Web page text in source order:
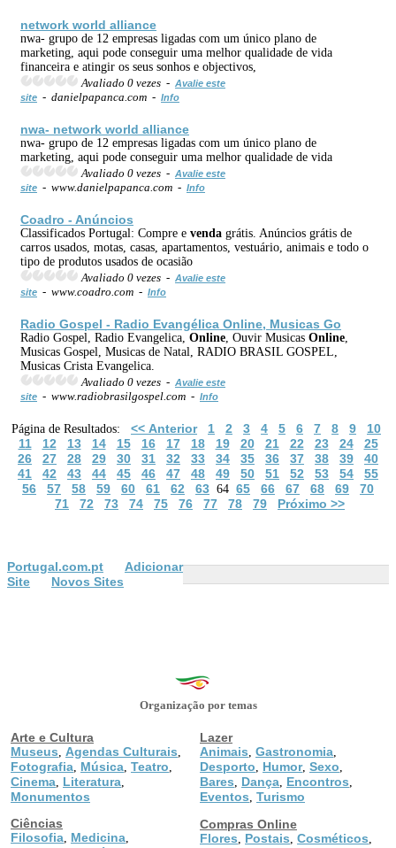
network world alliance
nwa- grupo de 12 empresas ligadas com um único plano de
marketing, aqui pode conseguir uma melhor qualidade de vida
financeira e atingir os seus sonhos e objectivos,
Avaliado 0 vezes - Avalie este
site - danielpapanca.com - Info
nwa- network world alliance
nwa- grupo de 12 empresas ligadas com um único plano de
marketing, aqui pode conseguir uma melhor qualidade de vida
Avaliado 0 vezes - Avalie este
site - www.danielpapanca.com - Info
Coadro - Anúncios
Classificados Portugal: Compre e venda grátis. Anúncios grátis de
carros usados, motas, casas, apartamentos, vestuário, animais e todo o
tipo de produtos usados de ocasião
Avaliado 0 vezes - Avalie este
site - www.coadro.com - Info
Radio Gospel - Radio Evangélica Online, Musicas Go
Radio Gospel, Radio Evangelica, Online , Ouvir Musicas Online
Musicas Gospel, Musicas de Natal, RADIO BRASIL GOSPEL,
Musicas Crista Evangelica.
Avaliado 0 vezes - Avalie este
site - www.radiobrasilgospel.com - Info
Página de Resultados: << Anterior 1 2 3 4 5 6 7 8 9
10
11
12 13 14 15 16 17 18 19 20 21 22 23 24
25
26
27 28 29 30 31 32 33 34 35 36 37 38 39
40
41
42 43 44 45 46 47 48 49 50 51 52 53 54
55
56
57 58 59 60 61 62 63 64 65 66 67 68 69
70
71
72 73 74 75 76 77 78 79 Próximo >>
Portugal.com.pt
Adicionar
Site
Novos Sites
Organização por temas
Arte e Cultura
Museus
Agendas Culturais
Fotografia Música Teatro
Cinema Literatura
Monumentos
Ciências
Filosofia Medicina
Lazer
Animais Gastronomia
Desporto Humor, Sexo
Bares Dança Encontros
Eventos Turismo
Compras Online
Flores
Postais Cosméticos